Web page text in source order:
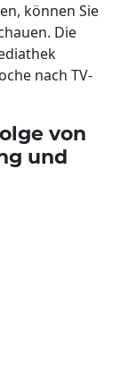
können Sie
Die
nach TV-
von
und